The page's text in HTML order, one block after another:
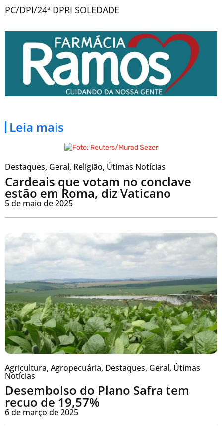
PC/DPI/24ª DPRI SOLEDADE
Leia mais
Destaques, Geral, Religião, Útimas Notícias
Cardeais que votam no conclave
estão em Roma, diz Vaticano
5 de maio de 2025
Agricultura, Agropecuária, Destaques, Geral, Útimas
Notícias
Desembolso do Plano Safra tem
recuo de 19,57%
6 de março de 2025